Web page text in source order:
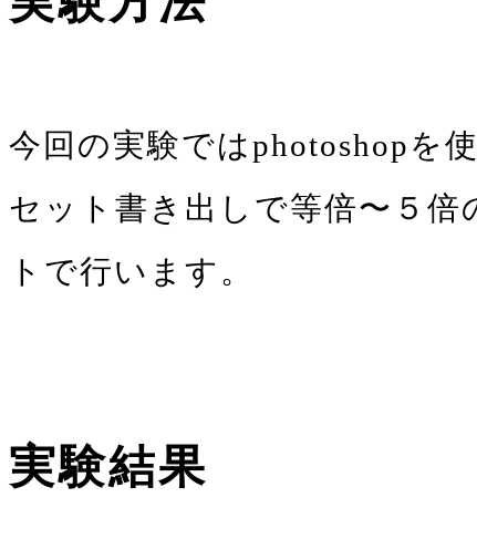
今回の実験ではphotoshopを
セット書き出しで等倍〜５倍
トで行います。
実験結果